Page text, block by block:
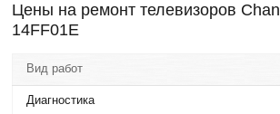
Цены на ремонт телевизоров
14FF01E
Вид работ
Диагностика